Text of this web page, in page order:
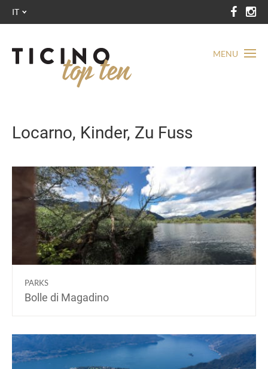
MENU
IT
Locarno, Kinder, Zu Fuss
PARKS
Bolle di Magadino